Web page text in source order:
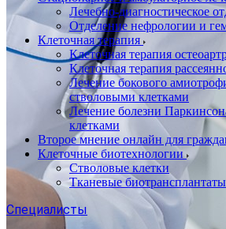
Лечебно-диагностическое
Отделение нефрологии и
Клеточная терапия
Клеточная терапия
Клеточная терапия
Лечение бокового
стволовыми клетками
Лечение болезни
клетками
Второе мнение онлайн для
Клеточные биотехнологии
Стволовые клетки
Тканевые биотрансплантаты
Специалисты